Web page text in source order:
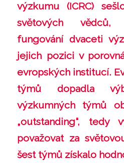
výzkumu (ICRC)
světových
fungování dvaceti
jejich pozici v
evropských institucí.
týmů dopadla
výzkumných týmů
„outstanding“, tedy
považovat za
šest týmů získalo